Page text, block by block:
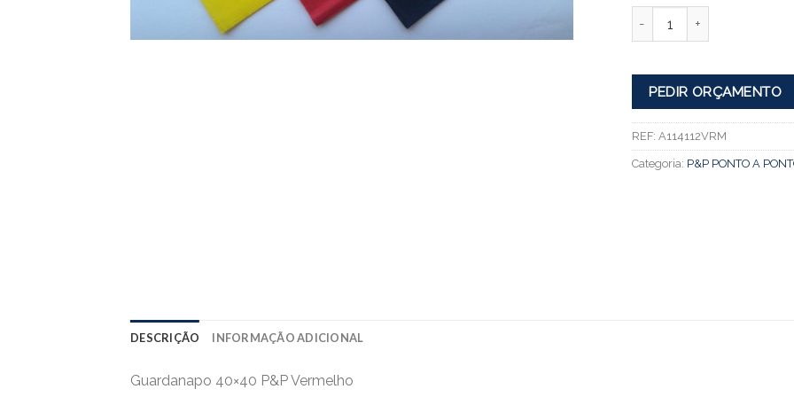
PEDIR ORÇAMENTO
REF: A114112VRM
Categoria: P&P PONTO A
DESCRIÇÃO INFORMAÇÃO ADICIONAL
Guardanapo 40×40 P&P Vermelho